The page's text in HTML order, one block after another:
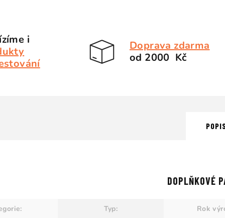
i
Doprava zdarma
od 2000 Kč
DOPLŇKOVÉ
: Typ: Rok